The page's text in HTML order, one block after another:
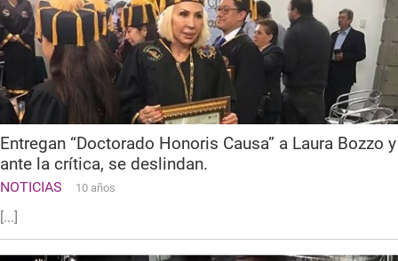
Entregan “Doctorado Honoris Causa” a Laura Bozzo y
ante la crítica, se deslindan.
NOTICIAS 10 años
[...]